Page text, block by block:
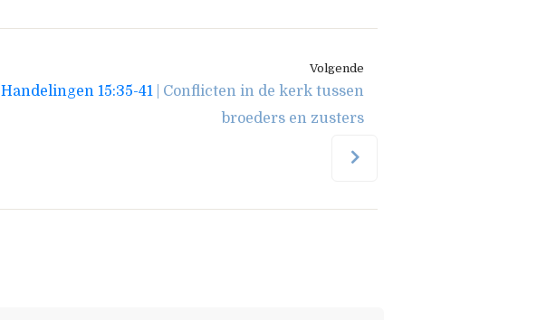
Volgende
Handelingen 15:35-41 | Conflicten in de kerk tussen
broeders en zusters